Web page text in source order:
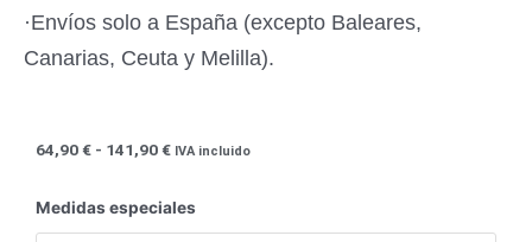
·Envíos solo a España (excepto Baleares,
Canarias, Ceuta y Melilla).
64,90€ - 141,90€Rango
precios:
IVA incluido
Medidas especiales
Cartagena
(084)